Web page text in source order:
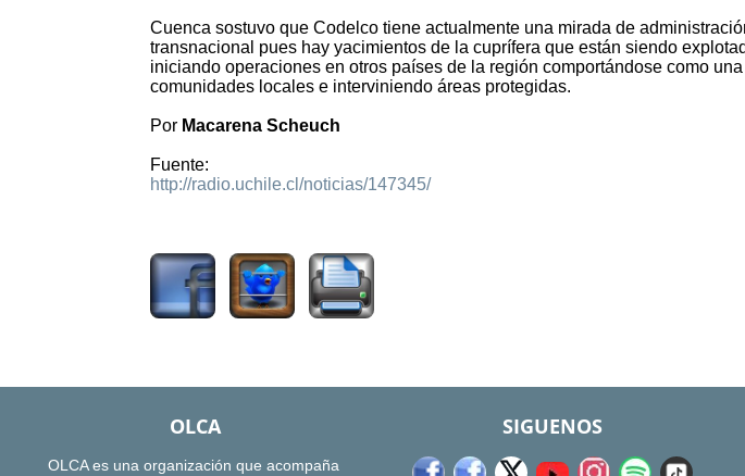
Cuenca sostuvo que Codelco tiene actualmente una mirada de
transnacional pues hay yacimientos de la cuprífera que están siendo
iniciando operaciones en otros países de la región comportándose como
comunidades locales e interviniendo áreas protegidas.
Por Macarena Scheuch
Fuente:
http://radio.uchile.cl/noticias/147345/
OLCA
OLCA es una organización que acompaña
SIGUENOS